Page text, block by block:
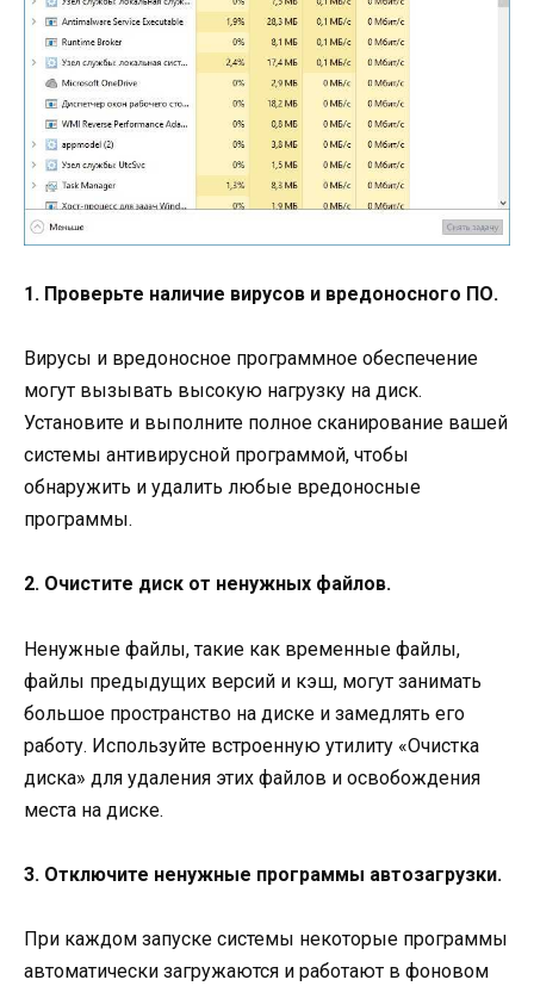
1. Проверьте наличие вирусов и вредоносного ПО.
Вирусы и вредоносное программное обеспечение
могут вызывать высокую нагрузку на диск.
Установите и выполните полное сканирование вашей
системы антивирусной программой, чтобы
обнаружить и удалить любые вредоносные
программы.
2. Очистите диск от ненужных файлов.
Ненужные файлы, такие как временные файлы,
файлы предыдущих версий и кэш, могут занимать
большое пространство на диске и замедлять его
работу. Используйте встроенную утилиту «Очистка
диска» для удаления этих файлов и освобождения
места на диске.
3. Отключите ненужные программы автозагрузки.
При каждом запуске системы некоторые программы
автоматически загружаются и работают в фоновом